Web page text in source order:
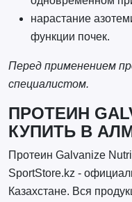
нарастание
функции почек.
Перед применением
специалистом.
ПРОТЕИН
КУПИТЬ В
Протеин Galvanize
SportStore.kz -
Казахстане. Вся